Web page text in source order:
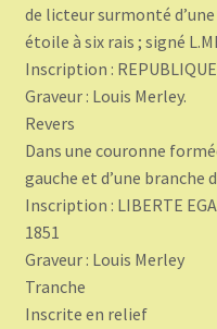
de licteur surmonté
étoile à six rais ; signé
Inscription : REPUBLIQUE
Graveur : Louis Merley.
Revers
Dans une couronne
gauche et d’une branche
Inscription : LIBERTE
1851
Graveur : Louis Merley
Tranche
Inscrite en relief